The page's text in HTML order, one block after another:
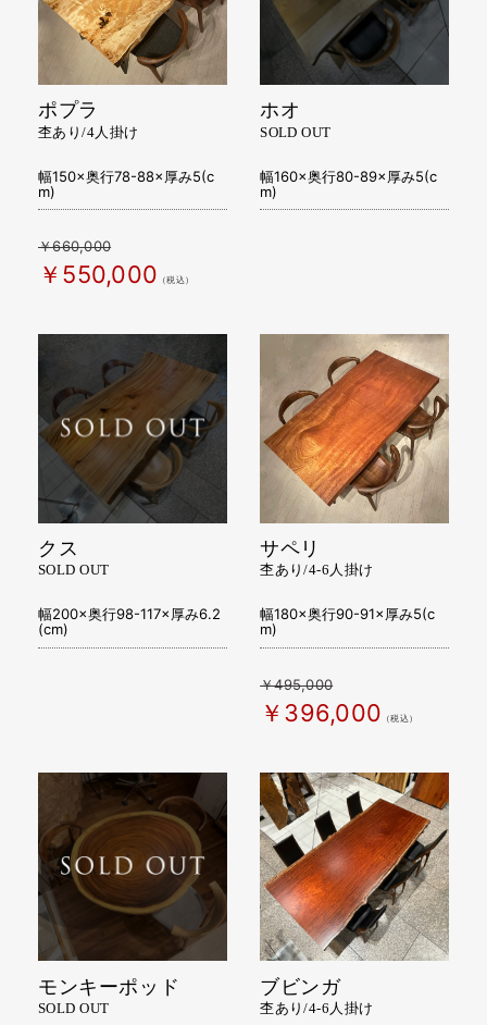
ポプラ
杢あり/4人掛け
幅150×奥行78-88×厚み5(c
m)
￥660,000
￥550,000 （税込）
ホオ
SOLD OUT
幅160×奥行80-89×厚み5(c
m)
クス
SOLD OUT
幅200×奥行98-117×厚み6.2
(cm)
サペリ
杢あり/4-6人掛け
幅180×奥行90-91×厚み5(c
m)
￥495,000
￥396,000 （税込）
モンキーポッド
SOLD OUT
ブビンガ
杢あり/4-6人掛け